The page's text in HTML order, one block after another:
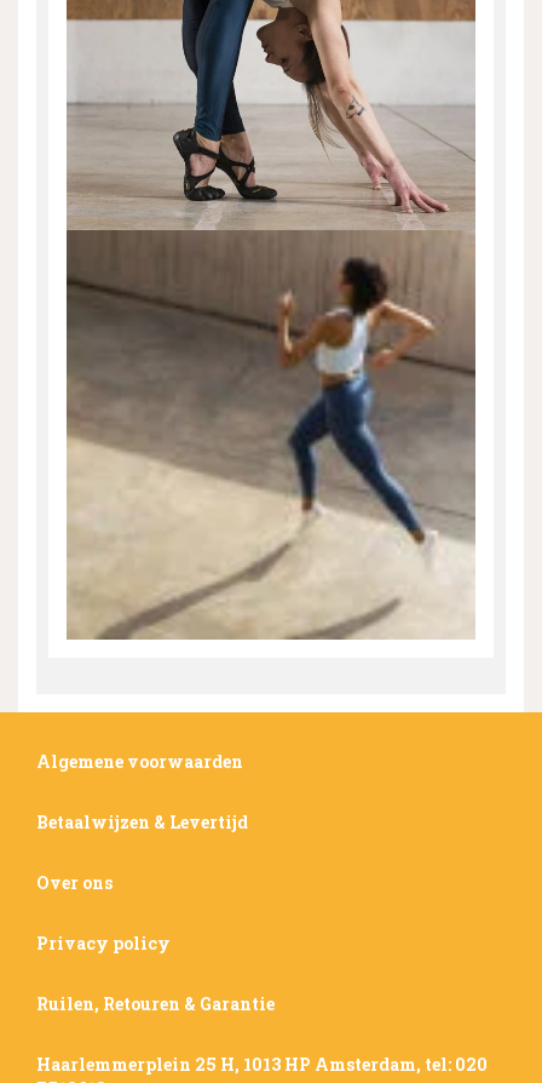
Algemene voorwaarden
Betaalwijzen & Levertijd
Over ons
Privacy policy
Ruilen, Retouren & Garantie
Haarlemmerplein 25 H, 1013 HP Amsterdam, tel: 020